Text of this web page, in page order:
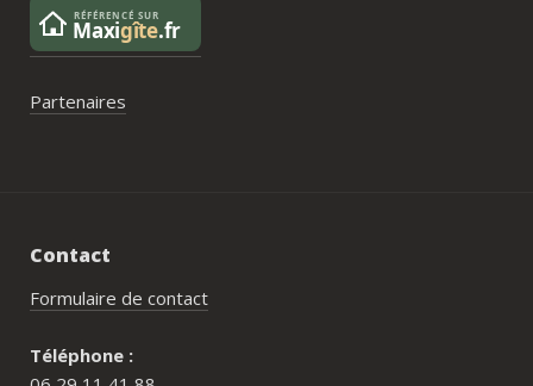
Partenaires
Contact
Formulaire de contact
Téléphone :